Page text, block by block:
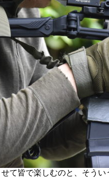
て皆で楽しむのと、そう